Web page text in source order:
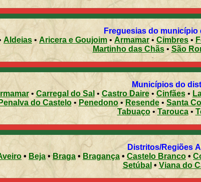
Freguesias do
Aldeias • Aricera e Goujoim • Armamar • Cimbres •
Martinho das Chãs• São
• Carregal do Sal • Castro Daire• Cinfães•
Penalva do Castelo• Penedono•Resende• Santa
Tabuaço• Tarouca•
• Beja •Braga • Bragança • Castelo Branco •
Setúbal • Viana do